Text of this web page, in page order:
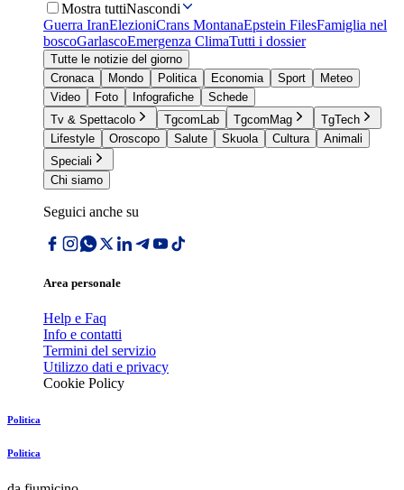
Mostra tuttiNascondi
Guerra IranElezioniCrans MontanaEpstein FilesFamiglia nel
boscoGarlascoEmergenza ClimaTutti i dossier
Tutte le notizie del giorno
Cronaca
Mondo Politica Economia Sport
Meteo
Video
Foto Infografiche
Schede
Tv & Spettacolo
TgcomLab TgcomMag
TgTech
Lifestyle
Oroscopo Salute Skuola Cultura
Animali
Speciali
Chi siamo
Seguici anche su
Area personale
Help e Faq
Info e contatti
Termini del servizio
Utilizzo dati e privacy
Cookie Policy
Politica
Politica